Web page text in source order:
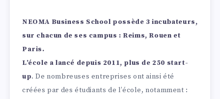
NEOMA Business School possède 3 incubateurs,
sur chacun de ses campus : Reims, Rouen et
Paris.
L’école a lancé depuis 2011, plus de 250 start-
up. De nombreuses entreprises ont ainsi été
créées par des étudiants de l’école, notamment :